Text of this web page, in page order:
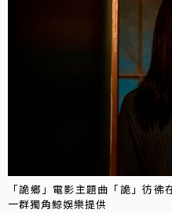
「詭鄉」電影主題曲「詭」彷
一群獨角鯨娛樂提供